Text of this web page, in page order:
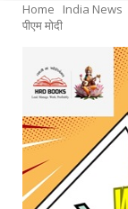
Home India News
पीएम मोदी